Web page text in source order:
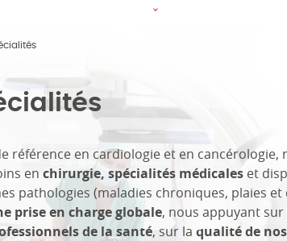
référence en cardiologie et en cancérologie,
en chirurgie, spécialités médicales et
pathologies (maladies chroniques, plaies
prise en charge globale, nous appuyant sur
de la santé, sur la qualité de